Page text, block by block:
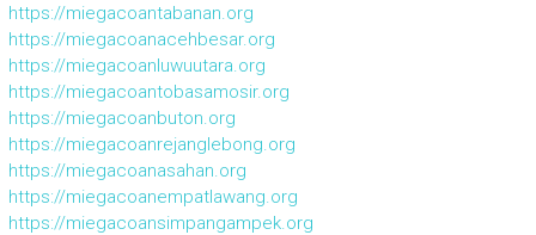
https://miegacoantabanan.org
https://miegacoanacehbesar.org
https://miegacoanluwuutara.org
https://miegacoantobasamosir.org
https://miegacoanbuton.org
https://miegacoanrejanglebong.org
https://miegacoanasahan.org
https://miegacoanempatlawang.org
https://miegacoansimpangampek.org